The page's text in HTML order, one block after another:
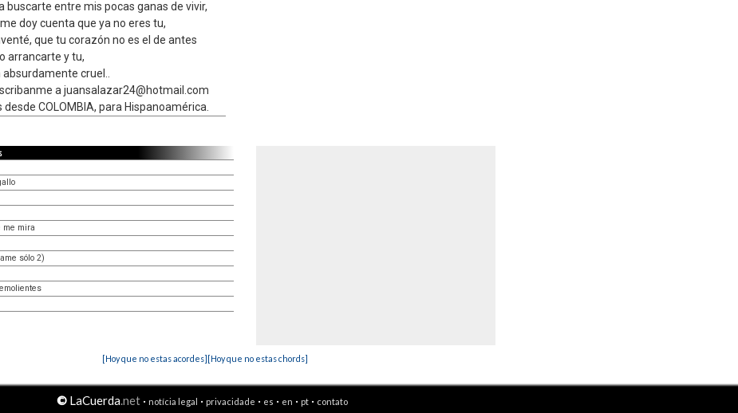
buscarte entre mis pocas ganas de vivir,
doy cuenta que ya no eres tu,
que tu corazón no es el de antes
arrancarte y tu,
cruel..
a juansalazar24@hotmail.com
COLOMBIA, para Hispanoamérica.
me mira
sólo 2)
[Hoy que no estas acordes][Hoy que no estas chords]
©LaCuerda.net· notícia legal · privacidade · es · en · pt· contato